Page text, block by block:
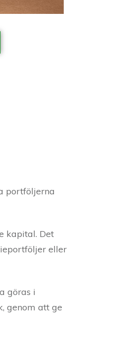
portföljerna
kapital. Det
eller
göras i
genom att ge